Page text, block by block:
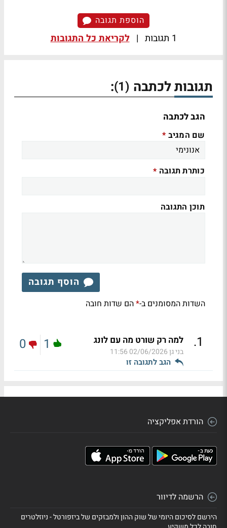
הוספת תגובה
1 תגובות | לקריאת כל התגובות
תגובות לכתבה (1)
:
הגב לכתבה
שם המגיב *
כותרת תגובה *
תוכן התגובה
הוסף תגובה
השדות המסומנים ב-*הם שדות חובה
1
. למה רק שורט מה עם לונג
בני גן02/06/2026 11:56
הגב לתגובה זו
1
0
הורדת אפליקציה
הרשמה לדיוור
הירשם לסיכום היומי של שוק ההון ולמבזקים של ביזפורטל - ניוזלטרים